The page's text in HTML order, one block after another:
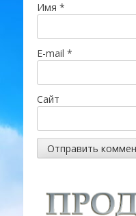
Имя *
E-mail *
Сайт